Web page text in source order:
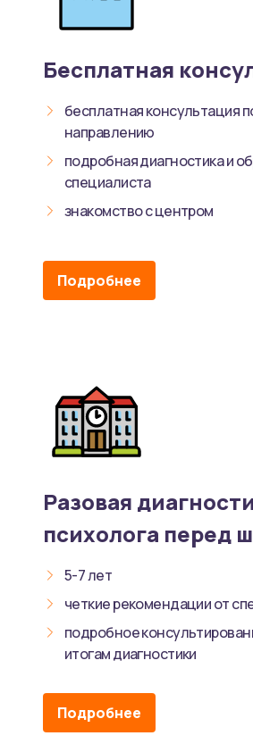
Бесплатная
бесплатная консультация
направлению
подробная диагностика и
специалиста
знакомство с центром
Подробнее
Разовая
психолога перед
5-7 лет
четкие рекомендации от
подробное
итогам диагностики
Подробнее